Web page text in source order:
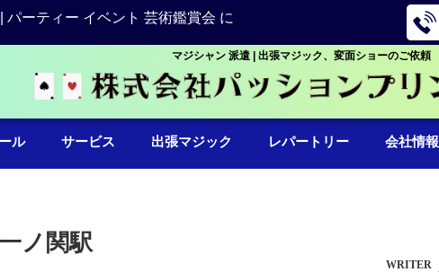
ーティー イベント 芸術鑑賞会 に
マジシャン 派遣 | 出張マジック、変面ショーのご依頼
ル サービス 出張マジック レパートリー 会社情報
ノ関駅
WRITER